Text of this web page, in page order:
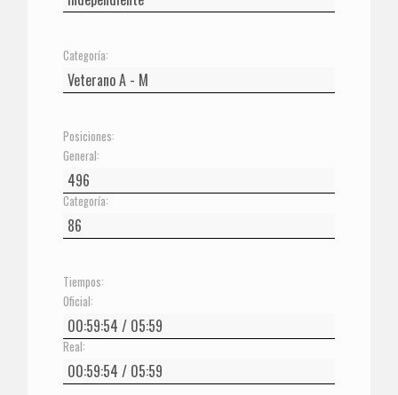
Categoría:
Posiciones:
General:
Categoría:
Tiempos:
Oficial:
Real: